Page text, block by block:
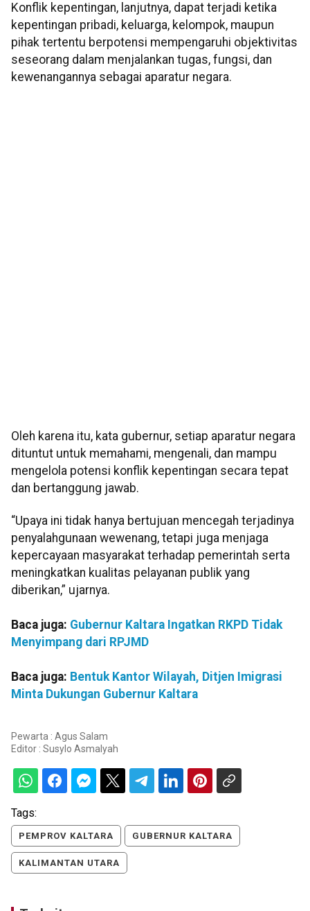
Konflik kepentingan, lanjutnya, dapat terjadi ketika
kepentingan pribadi, keluarga, kelompok, maupun
pihak tertentu berpotensi mempengaruhi objektivitas
seseorang dalam menjalankan tugas, fungsi, dan
kewenangannya sebagai aparatur negara.
Oleh karena itu, kata gubernur, setiap aparatur negara
dituntut untuk memahami, mengenali, dan mampu
mengelola potensi konflik kepentingan secara tepat
dan bertanggung jawab.
“Upaya ini tidak hanya bertujuan mencegah terjadinya
penyalahgunaan wewenang, tetapi juga menjaga
kepercayaan masyarakat terhadap pemerintah serta
meningkatkan kualitas pelayanan publik yang
diberikan,” ujarnya.
Baca juga: Gubernur Kaltara Ingatkan RKPD Tidak
Menyimpang dari RPJMD
Baca juga: Bentuk Kantor Wilayah, Ditjen Imigrasi
Minta Dukungan Gubernur Kaltara
Pewarta : Agus Salam
Editor : Susylo Asmalyah
Tags:
PEMPROV KALTARA GUBERNUR KALTARA
KALIMANTAN UTARA